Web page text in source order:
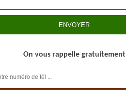
On vous rappelle gratuitement